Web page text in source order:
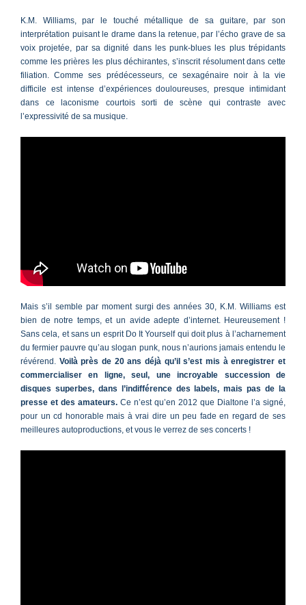
K.M. Williams, par le touché métallique de sa guitare, par son
interprétation puisant le drame dans la retenue, par l’écho grave de sa
voix projetée, par sa dignité dans les punk-blues les plus trépidants
comme les prières les plus déchirantes, s’inscrit résolument dans cette
filiation. Comme ses prédécesseurs, ce sexagénaire noir à la vie
difficile est intense d’expériences douloureuses, presque intimidant
dans ce laconisme courtois sorti de scène qui contraste avec
l’expressivité de sa musique.
Mais s’il semble par moment surgi des années 30, K.M. Williams est
bien de notre temps, et un avide adepte d’internet. Heureusement !
Sans cela, et sans un esprit Do It Yourself qui doit plus à l’acharnement
du fermier pauvre qu’au slogan punk, nous n’aurions jamais entendu le
révérend. Voilà près de 20 ans déjà qu’il s’est mis à enregistrer et
commercialiser en ligne, seul, une incroyable succession de
disques superbes, dans l’indifférence des labels, mais pas de la
presse et des amateurs. Ce n’est qu’en 2012 que Dialtone l’a signé,
pour un cd honorable mais à vrai dire un peu fade en regard de ses
meilleures autoproductions, et vous le verrez de ses concerts !